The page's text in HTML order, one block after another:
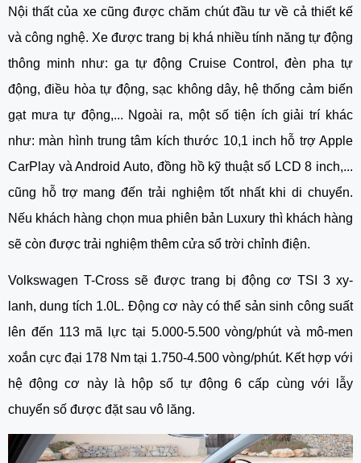
Nội thất của xe cũng được chăm chút đầu tư về cả thiết kế
và công nghệ. Xe được trang bị khá nhiều tính năng tự động
thông minh như: ga tự động Cruise Control, đèn pha tự
động, điều hòa tự động, sạc không dây, hệ thống cảm biến
gạt mưa tự động,... Ngoài ra, một số tiện ích giải trí khác
như: màn hình trung tâm kích thước 10,1 inch hỗ trợ Apple
CarPlay và Android Auto, đồng hồ kỹ thuật số LCD 8 inch,...
cũng hỗ trợ mang đến trải nghiệm tốt nhất khi di chuyển.
Nếu khách hàng chọn mua phiên bản Luxury thì khách hàng
sẽ còn được trải nghiệm thêm cửa sổ trời chỉnh điện.
Volkswagen T-Cross sẽ được trang bị động cơ TSI 3 xy-
lanh, dung tích 1.0L. Động cơ này có thể sản sinh công suất
lên đến 113 mã lực tại 5.000-5.500 vòng/phút và mô-men
xoắn cực đại 178 Nm tại 1.750-4.500 vòng/phút. Kết hợp với
hệ động cơ này là hộp số tự động 6 cấp cùng với lẫy
chuyển số được đặt sau vô lăng.